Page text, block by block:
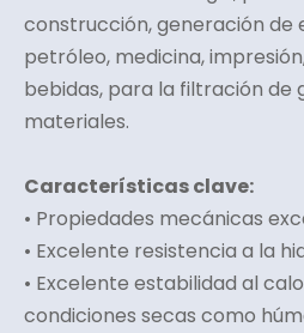
construcción, generación de
petróleo, medicina,
bebidas, para la filtración de
materiales.
Características clave:
• Propiedades mecánicas
• Excelente resistencia a la
• Excelente estabilidad al
condiciones secas como